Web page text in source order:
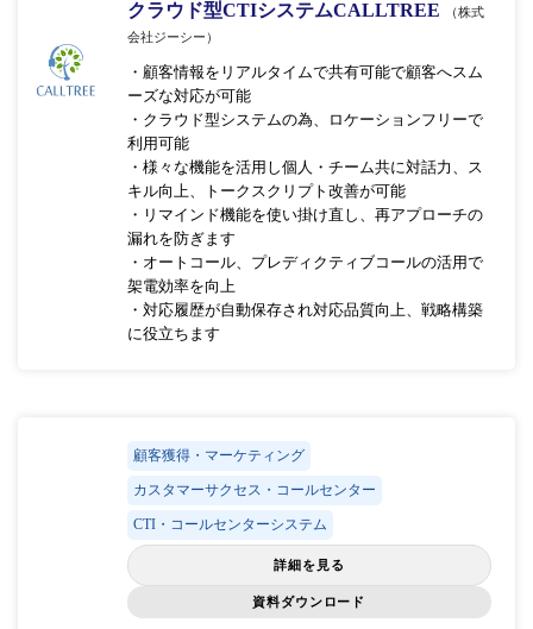
クラウド型CTIシステムCALLTREE
（株式
会社ジーシー）
・顧客情報をリアルタイムで共有可能で顧客へスム
ーズな対応が可能
・クラウド型システムの為、ロケーションフリーで
利用可能
・様々な機能を活用し個人・チーム共に対話力、ス
キル向上、トークスクリプト改善が可能
・リマインド機能を使い掛け直し、再アプローチの
漏れを防ぎます
・オートコール、プレディクティブコールの活用で
架電効率を向上
・対応履歴が自動保存され対応品質向上、戦略構築
に役立ちます
顧客獲得・マーケティング
カスタマーサクセス・コールセンター
CTI・コールセンターシステム
詳細を見る
資料ダウンロード